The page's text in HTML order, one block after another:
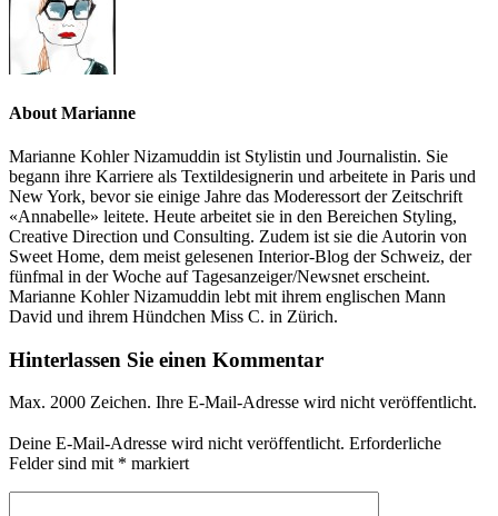
About Marianne
Marianne Kohler Nizamuddin ist Stylistin und Journalistin. Sie
begann ihre Karriere als Textildesignerin und arbeitete in Paris und
New York, bevor sie einige Jahre das Moderessort der Zeitschrift
«Annabelle» leitete. Heute arbeitet sie in den Bereichen Styling,
Creative Direction und Consulting. Zudem ist sie die Autorin von
Sweet Home, dem meist gelesenen Interior-Blog der Schweiz, der
fünfmal in der Woche auf Tagesanzeiger/Newsnet erscheint.
Marianne Kohler Nizamuddin lebt mit ihrem englischen Mann
David und ihrem Hündchen Miss C. in Zürich.
Hinterlassen Sie einen Kommentar
Max. 2000 Zeichen. Ihre E-Mail-Adresse wird nicht veröffentlicht.
Deine E-Mail-Adresse wird nicht veröffentlicht. Erforderliche
Felder sind mit * markiert